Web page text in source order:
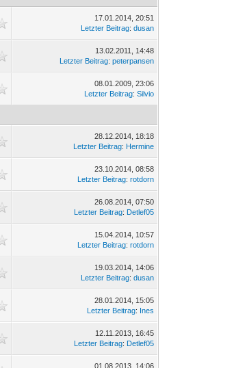
17.01.2014, 20:51
Letzter Beitrag:dusan
13.02.2011, 14:48
Letzter Beitrag:peterpansen
08.01.2009, 23:06
Letzter Beitrag:Silvio
28.12.2014, 18:18
Letzter Beitrag: Hermine
23.10.2014, 08:58
Letzter Beitrag:rotdorn
26.08.2014, 07:50
Letzter Beitrag: Detlef05
15.04.2014, 10:57
Letzter Beitrag:rotdorn
19.03.2014, 14:06
Letzter Beitrag:dusan
28.01.2014, 15:05
Letzter Beitrag: Ines
12.11.2013, 16:45
Letzter Beitrag: Detlef05
01.08.2013, 14:06